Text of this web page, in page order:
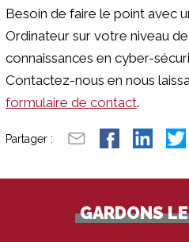
Besoin de faire le point avec
Ordinateur sur votre niveau
connaissances en cyber-
Contactez-nous en nous
formulaire de contact.
Partager :
GARDONS